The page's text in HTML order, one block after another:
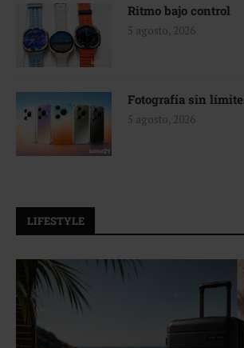
Ritmo bajo control
5 agosto, 2026
Fotografía sin
5 agosto, 2026
LIFESTYLE